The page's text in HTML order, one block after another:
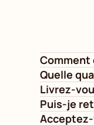
Comment
Quelle
Livrez-
Puis-je